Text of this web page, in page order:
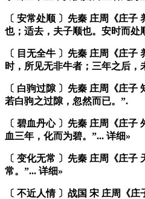
〔 安常处顺 〕先秦 庄周《庄子
也；适去，夫子顺也。安时而处
〔 目无全牛 〕先秦 庄周《庄子
时，所见无非牛者；三年之后，
〔 白驹过隙 〕先秦 庄周《庄子
若白驹之过隙，忽然而已。”.
〔 碧血丹心 〕先秦 庄周《庄子
血三年，化而为碧。”... 详细»
〔 变化无常 〕先秦 庄周《庄子
常。”... 详细»
〔 不近人情 〕战国 宋 庄周《